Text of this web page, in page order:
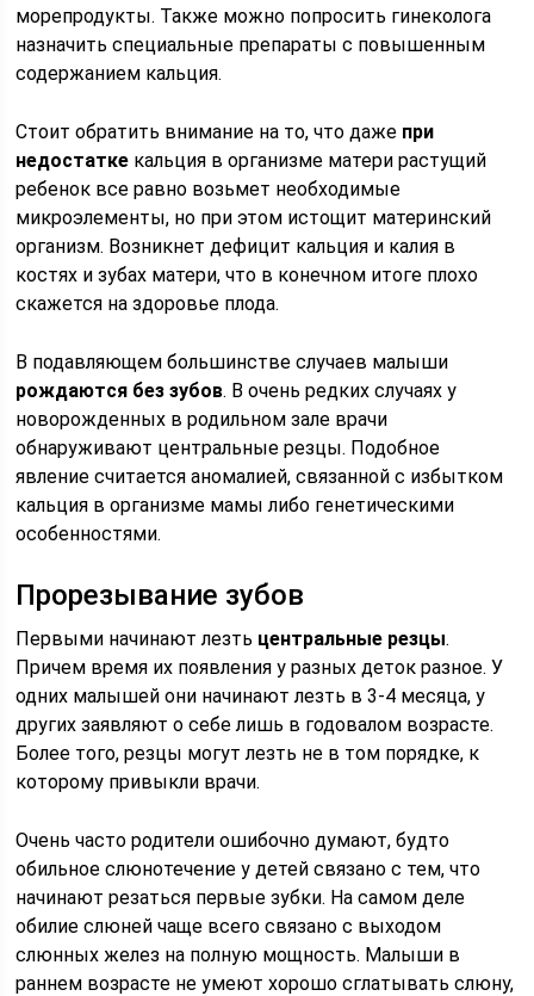
морепродукты. Также можно попросить гинеколога
назначить специальные препараты с повышенным
содержанием кальция.
Стоит обратить внимание на то, что даже при
недостатке кальция в организме матери растущий
ребенок все равно возьмет необходимые
микроэлементы, но при этом истощит материнский
организм. Возникнет дефицит кальция и калия в
костях и зубах матери, что в конечном итоге плохо
скажется на здоровье плода.
В подавляющем большинстве случаев малыши
рождаются без зубов. В очень редких случаях у
новорожденных в родильном зале врачи
обнаруживают центральные резцы. Подобное
явление считается аномалией, связанной с избытком
кальция в организме мамы либо генетическими
особенностями.
Прорезывание зубов
Первыми начинают лезть центральные резцы.
Причем время их появления у разных деток разное. У
одних малышей они начинают лезть в 3-4 месяца, у
других заявляют о себе лишь в годовалом возрасте.
Более того, резцы могут лезть не в том порядке, к
которому привыкли врачи.
Очень часто родители ошибочно думают, будто
обильное слюнотечение у детей связано с тем, что
начинают резаться первые зубки. На самом деле
обилие слюней чаще всего связано с выходом
слюнных желез на полную мощность. Малыши в
раннем возрасте не умеют хорошо сглатывать слюну,